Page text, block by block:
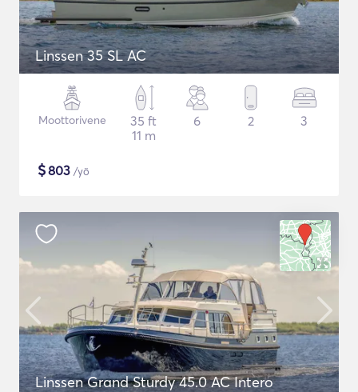
Linssen 35 SL AC
Moottorivene
35 ft
11 m
6 2 3
$803 /yö
Linssen Grand Sturdy 45.0 AC Intero